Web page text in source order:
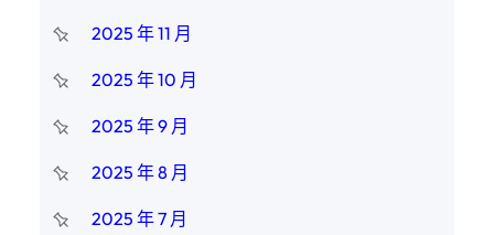
2025 年 11 月
2025 年 10 月
2025 年 9 月
2025 年 8 月
2025 年 7 月